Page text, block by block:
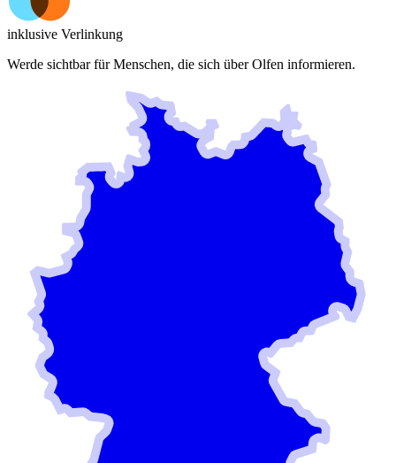
inklusive Verlinkung
Werde sichtbar für Menschen, die sich überOlfen informieren.